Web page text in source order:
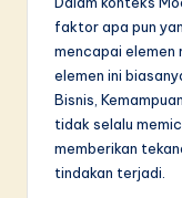
faktor apa pun
mencapai
elemen ini
Bisnis,
tidak selalu
memberikan
tindakan terjadi.